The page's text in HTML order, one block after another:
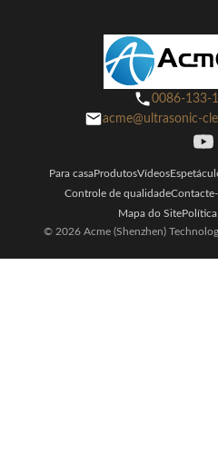
0086-133-
acme@ultrasonic-
Para casaProdutosVídeos
Controle de qualidade
Mapa do SitePolítica
© 2026 Acme (Shenzhen)